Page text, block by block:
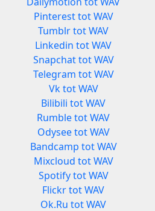
Pinterest tot WAV
Tumblr tot WAV
Linkedin tot WAV
Snapchat tot WAV
Telegram tot WAV
Vk tot WAV
Bilibili tot WAV
Rumble tot WAV
Odysee tot WAV
Bandcamp tot WAV
Mixcloud tot WAV
Spotify tot WAV
Flickr tot WAV
Ok.Ru tot WAV